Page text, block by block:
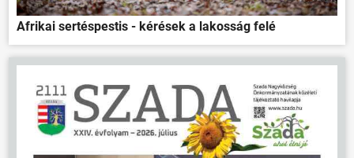
Afrikai sertéspestis - kérések a lakosság felé